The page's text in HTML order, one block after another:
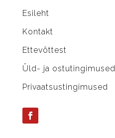
Esileht
Kontakt
Ettevõttest
Üld- ja ostutingimused
Privaatsustingimused